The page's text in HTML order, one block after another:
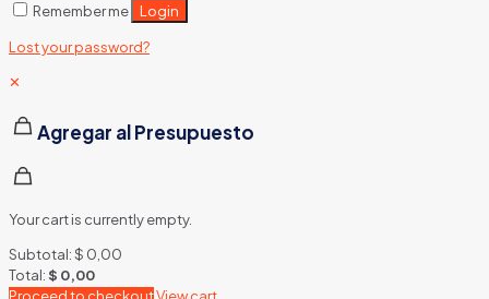
Remember me Login
Lost your password?
✕
Agregar al Presupuesto
Your cart is currently empty.
Subtotal:$ 0,00
Total:$ 0,00